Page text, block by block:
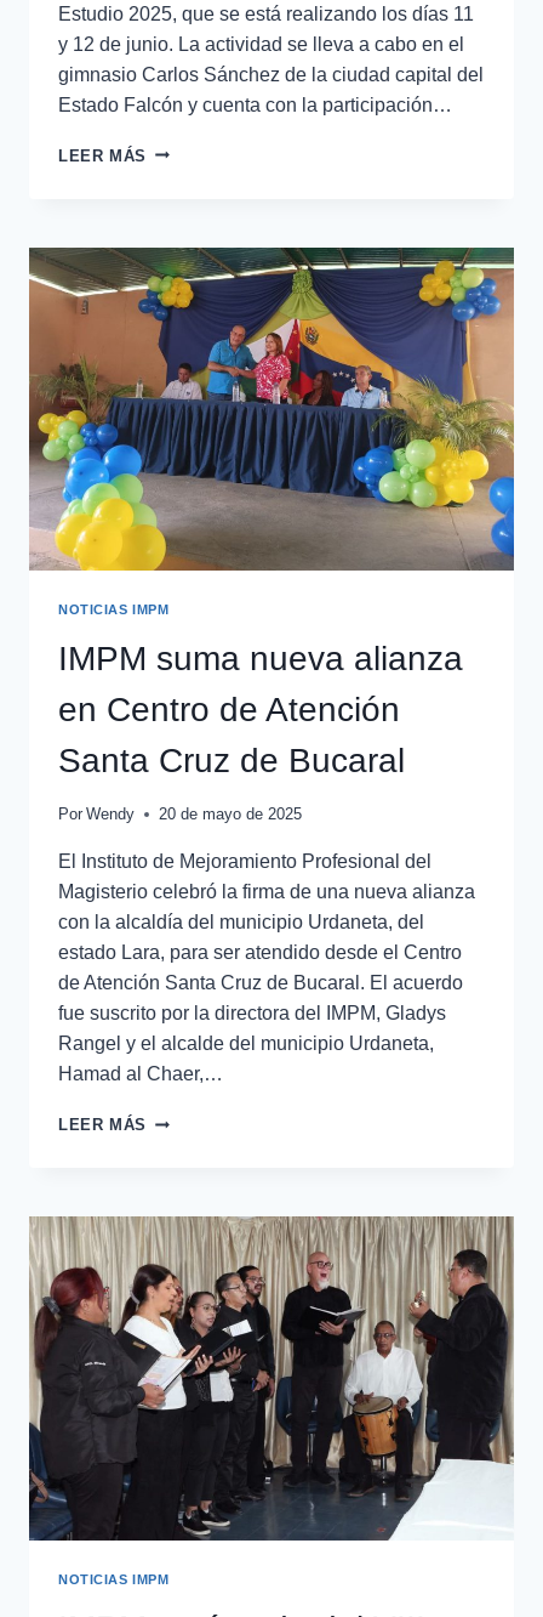
Estudio 2025, que se está realizando los días 11
y 12 de junio. La actividad se lleva a cabo en el
gimnasio Carlos Sánchez de la ciudad capital del
Estado Falcón y cuenta con la participación…
LEER MÁS
NOTICIAS IMPM
IMPM suma nueva alianza
en Centro de Atención
Santa Cruz de Bucaral
Por Wendy 20 de mayo de 2025
El Instituto de Mejoramiento Profesional del
Magisterio celebró la firma de una nueva alianza
con la alcaldía del municipio Urdaneta, del
estado Lara, para ser atendido desde el Centro
de Atención Santa Cruz de Bucaral. El acuerdo
fue suscrito por la directora del IMPM, Gladys
Rangel y el alcalde del municipio Urdaneta,
Hamad al Chaer,…
LEER MÁS
NOTICIAS IMPM